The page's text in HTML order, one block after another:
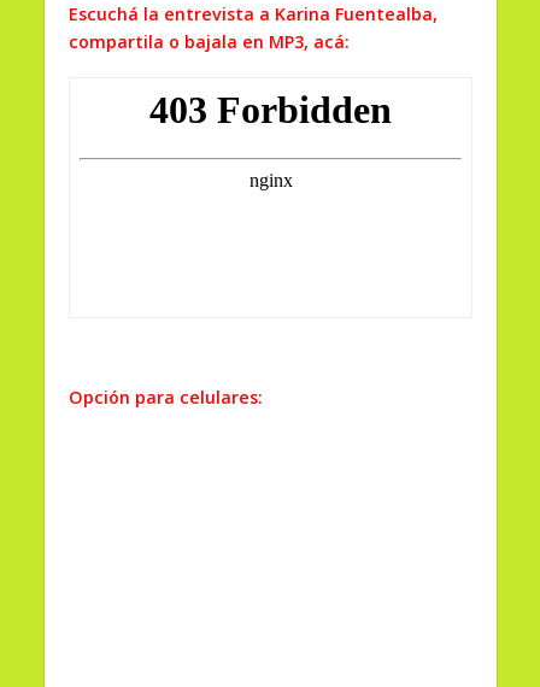
Escuchá la entrevista a Karina Fuentealba,
compartila o bajala en MP3, acá:
Opción para celulares: